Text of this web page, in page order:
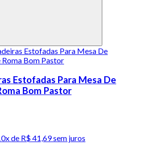
Estofadas Para Mesa De
Bom Pastor
de R$ 41,69 sem juros